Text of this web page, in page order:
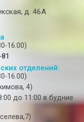
д. 46А
16.00)
отделений:
16.00)
4)
до 11:00 в будние